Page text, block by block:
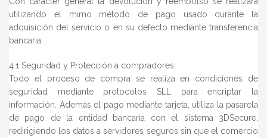
utilizando el mimo método de pago usado durante la
adquisición del servicio o en su defecto mediante transferencia
bancaria.
4.1 Seguridad y Protección a compradores
Todo el proceso de compra se realiza en condiciones de
seguridad mediante protocolos SLL para encriptar la
información. Además el pago mediante tarjeta, utiliza la pasarela
de pago de la entidad bancaria con el sistema 3DSecure,
redirigiendo los datos a servidores seguros sin que el comercio